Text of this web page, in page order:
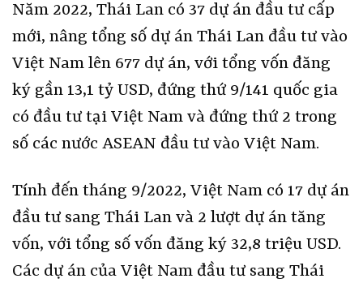
Năm 2022, Thái Lan có 37 dự án đầu tư cấp
mới, nâng tổng số dự án Thái Lan đầu tư vào
Việt Nam lên 677 dự án, với tổng vốn đăng
ký gần 13,1 tỷ USD, đứng thứ 9/141 quốc gia
có đầu tư tại Việt Nam và đứng thứ 2 trong
số các nước ASEAN đầu tư vào Việt Nam.
Tính đến tháng 9/2022, Việt Nam có 17 dự án
đầu tư sang Thái Lan và 2 lượt dự án tăng
vốn, với tổng số vốn đăng ký 32,8 triệu USD.
Các dự án của Việt Nam đầu tư sang Thái